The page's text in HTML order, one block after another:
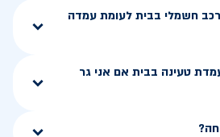
רכב חשמלי בבית לעומת עמדה
טעינה בבית אם אני גר